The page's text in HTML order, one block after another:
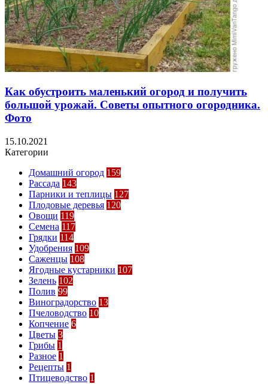
Как обустроить маленький огород и получить
большой урожай. Советы опытного огородника.
Фото
15.10.2021
Категории
Домашний огород 159
Рассада 143
Парники и теплицы 127
Плодовые деревья 120
Овощи 119
Семена 117
Грядки 114
Удобрения 109
Саженцы 108
Ягодные кустарники 107
Зелень 102
Полив 99
Виноградорство 13
Пчеловодство 10
Копчение 6
Цветы 3
Грибы 1
Разное 1
Рецепты 1
Птицеводство 1